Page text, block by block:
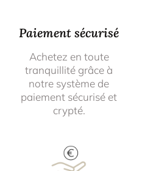
Paiement sécurisé
Achetez en toute
tranquillité grâce à
notre système de
paiement sécurisé et
crypté.